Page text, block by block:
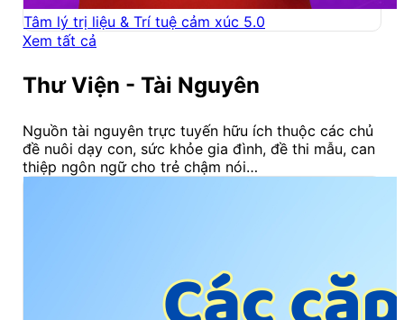
Tâm lý trị liệu & Trí tuệ cảm xúc 5.0
Xem tất cả
Thư Viện - Tài Nguyên
Nguồn tài nguyên trực tuyến hữu ích thuộc các chủ
đề nuôi dạy con, sức khỏe gia đình, đề thi mẫu, can
thiệp ngôn ngữ cho trẻ chậm nói…